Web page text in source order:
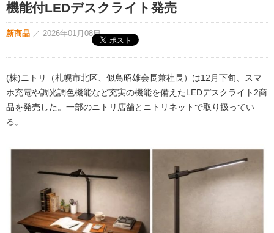
機能付LEDデスクライト発売
新商品 ／ 2026年01月08日
(株)ニトリ（札幌市北区、似鳥昭雄会長兼社長）は12月下旬、スマ
ホ充電や調光調色機能など充実の機能を備えたLEDデスクライト2商
品を発売した。一部のニトリ店舗とニトリネットで取り扱ってい
る。